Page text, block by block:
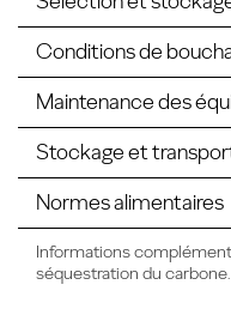
Conditions de
Maintenance des
Stockage et
Normes alimentaires
Informations
séquestration du carbone.